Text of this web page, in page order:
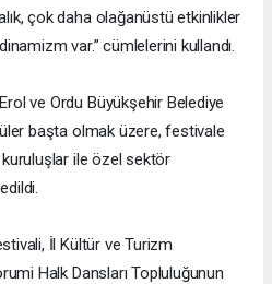
çok daha olağanüstü etkinlikler
var.” cümlelerini kullandı.
ve Ordu Büyükşehir Belediye
başta olmak üzere, festivale
ile özel sektör
İl Kültür ve Turizm
Halk Dansları Topluluğunun